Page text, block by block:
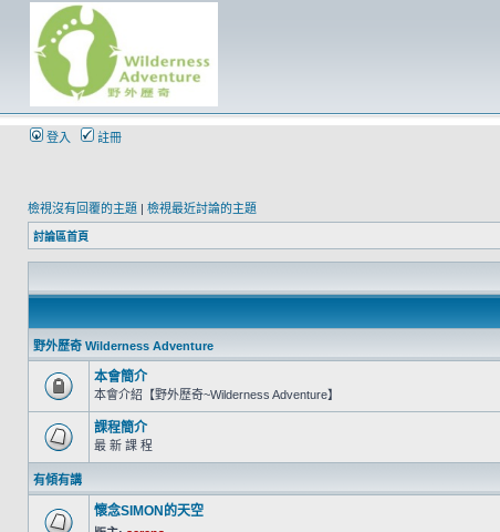
登入 註冊
檢視沒有回覆的主題 | 檢視最近討論的主題
討論區首頁
野外歷奇 Wilderness Adventure
本會簡介
本會介紹【野外歷奇~Wilderness Adventure】
課程簡介
最 新 課 程
有傾有講
懷念SIMON的天空